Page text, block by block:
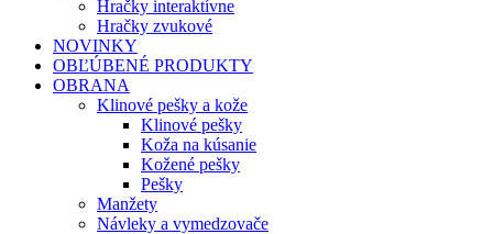
Hračky interaktívne
Hračky zvukové
NOVINKY
OBĽÚBENÉ PRODUKTY
OBRANA
Klinové pešky a kože
Klinové pešky
Koža na kúsanie
Kožené pešky
Pešky
Manžety
Návleky a vymedzovače